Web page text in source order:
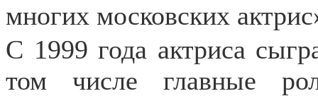
многих московских
С 1999 года актриса
том числе главные